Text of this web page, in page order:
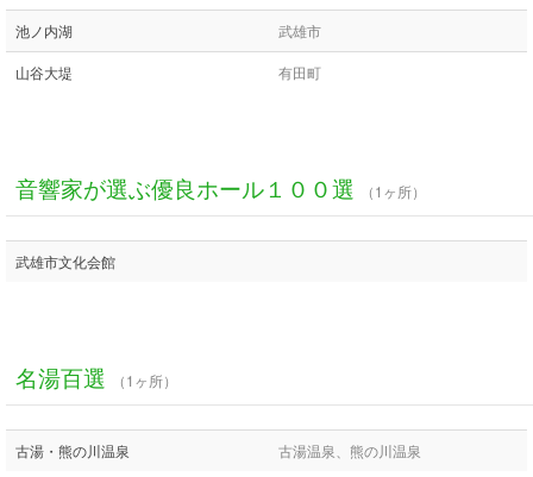
池ノ内湖 武雄市
山谷大堤 有田町
音響家が選ぶ優良ホール１００選 （1ヶ所）
武雄市文化会館
名湯百選 （1ヶ所）
古湯・熊の川温泉 古湯温泉、熊の川温泉